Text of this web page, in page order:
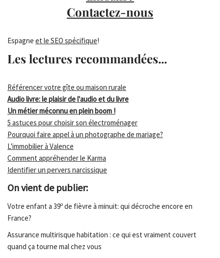
Contactez-nous
Espagne et le SEO spécifique!
Les lectures recommandées...
Référencer votre gîte ou maison rurale
Audio livre: le plaisir de l'audio et du livre
Un métier méconnu en plein boom !
5 astuces pour choisir son électroménager
Pourquoi faire appel à un photographe de mariage?
L'immobilier à Valence
Comment appréhender le Karma
Identifier un pervers narcissique
On vient de publier:
Votre enfant a 39º de fièvre à minuit: qui décroche encore en
France?
Assurance multirisque habitation : ce qui est vraiment couvert
quand ça tourne mal chez vous